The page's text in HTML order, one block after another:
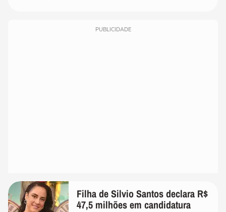
PUBLICIDADE
Filha de Silvio Santos declara R$
47,5 milhões em candidatura